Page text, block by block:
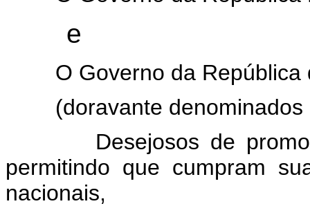
e
O Governo da República
(doravante denominados
Desejosos de
permitindo que cumpram
nacionais,